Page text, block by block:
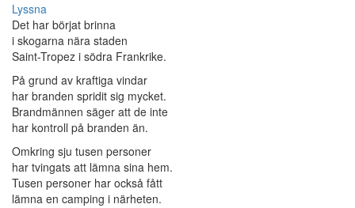
Lyssna
Det har börjat brinna
i skogarna nära staden
Saint-Tropez i södra Frankrike.
På grund av kraftiga vindar
har branden spridit sig mycket.
Brandmännen säger att de inte
har kontroll på branden än.
Omkring sju tusen personer
har tvingats att lämna sina hem.
Tusen personer har också fått
lämna en camping i närheten.